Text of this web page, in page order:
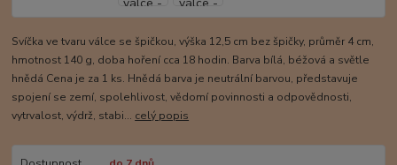
Svíčka ve tvaru válce se špičkou, výška 12,5 cm bez špičky, průměr 4 cm,
hmotnost 140 g, doba hoření cca 18 hodin. Barva bílá, béžová a světle
hnědá Cena je za 1 ks. Hnědá barva je neutrální barvou, představuje
spojení se zemí, spolehlivost, vědomí povinnosti a odpovědnosti,
vytrvalost, výdrž, stabi... celý popis